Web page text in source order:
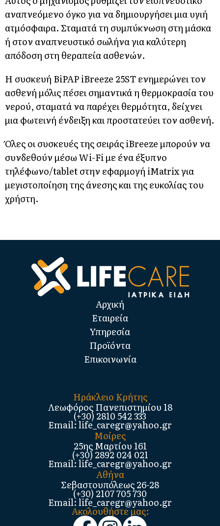
αναπνεόμενο όγκο για να δημιουργήσει μια υγιή
ατμόσφαιρα. Σταματά τη συμπύκνωση στη μάσκα
ή στον αναπνευστικό σωλήνα για καλύτερη
απόδοση στη θεραπεία ασθενών.
Η συσκευή BiPAP iBreeze 25ST ενημερώνει τον
ασθενή μόλις πέσει σημαντικά η θερμοκρασία του
νερού, σταματά να παρέχει θερμότητα, δείχνει
μια φωτεινή ένδειξη και προστατεύει τον ασθενή.
Όλες οι συσκευές της σειράς iBreeze μπορούν να
συνδεθούν μέσω Wi-Fi με ένα έξυπνο
τηλέφωνο/tablet στην εφαρμογή iMatrix για
μεγιστοποίηση της άνεσης και της ευκολίας του
χρήστη.
Αρχική
Εταιρεία
Υπηρεσία
Προϊόντα
Επικοινωνία
Ηράκλειο Κρήτης
Λεωφόρος Πανεπιστημίου 18
(+30) 2810 542 333
Email: life_caregr@yahoo.gr
Μοίρες
25ης Μαρτίου 161
(+30) 2892 024 021
Email: life_caregr@yahoo.gr
Αθήνα
Σεβαστουπόλεως 26-28
(+30) 2107 705 730
Email: life_caregr@yahoo.gr
Ακολουθήστε μας: